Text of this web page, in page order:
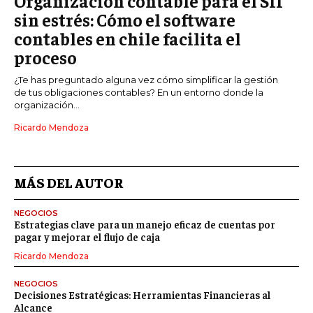
sin estrés: Cómo el software
contables en chile facilita el
proceso
¿Te has preguntado alguna vez cómo simplificar la gestión
de tus obligaciones contables? En un entorno donde la
organización...
Ricardo Mendoza
MÁS DEL AUTOR
NEGOCIOS
Estrategias clave para un manejo eficaz de cuentas por
pagar y mejorar el flujo de caja
Ricardo Mendoza
NEGOCIOS
Decisiones Estratégicas: Herramientas Financieras al
Alcance